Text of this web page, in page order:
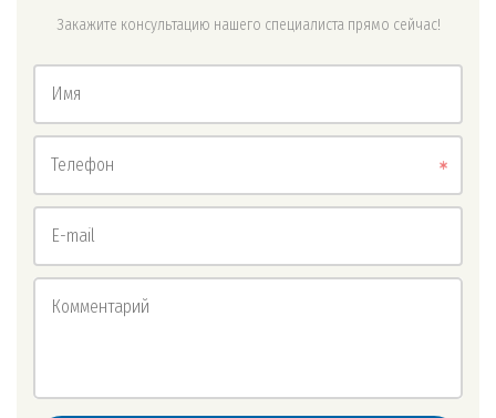
Закажите консультацию нашего специалиста прямо сейчас!
Имя
Телефон
E-mail
Комментарий